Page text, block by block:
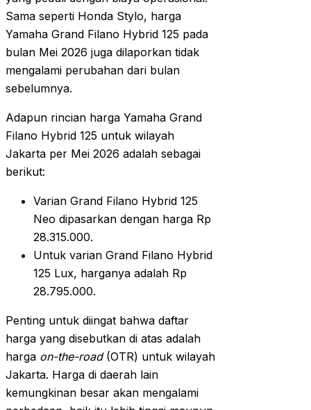
Sama seperti Honda Stylo, harga
Yamaha Grand Filano Hybrid 125 pada
bulan Mei 2026 juga dilaporkan tidak
mengalami perubahan dari bulan
sebelumnya.
Adapun rincian harga Yamaha Grand
Filano Hybrid 125 untuk wilayah
Jakarta per Mei 2026 adalah sebagai
berikut:
Varian Grand Filano Hybrid 125
Neo dipasarkan dengan harga Rp
28.315.000.
Untuk varian Grand Filano Hybrid
125 Lux, harganya adalah Rp
28.795.000.
Penting untuk diingat bahwa daftar
harga yang disebutkan di atas adalah
harga on-the-road(OTR) untuk wilayah
Jakarta. Harga di daerah lain
kemungkinan besar akan mengalami